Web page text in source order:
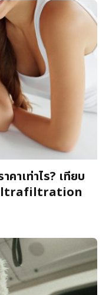
คาเท่าไร? เทียบ
Ultrafiltration